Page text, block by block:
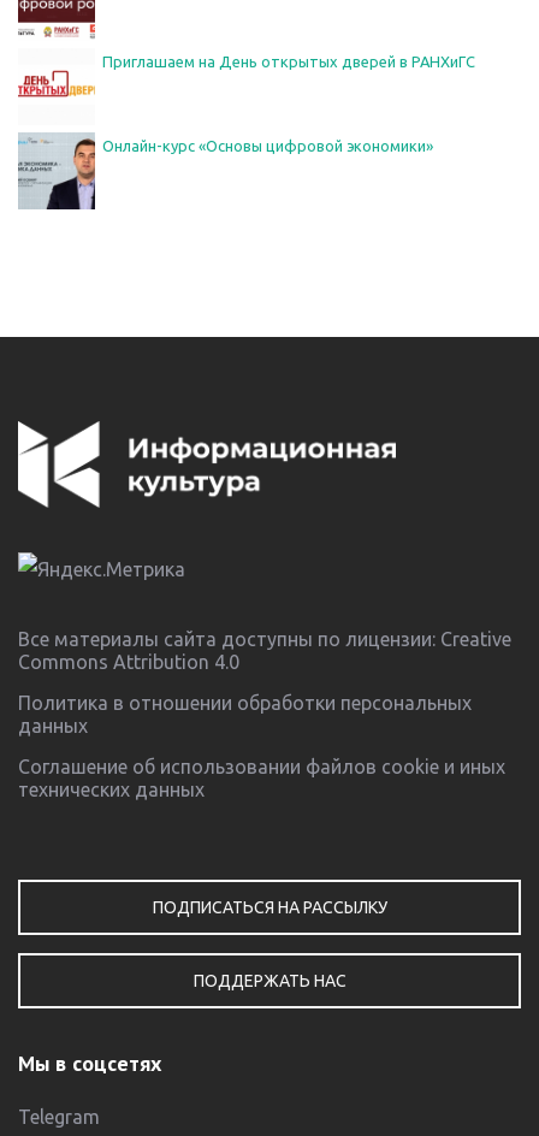
Приглашаем на День открытых дверей в РАНХиГС
Онлайн-курс «Основы цифровой экономики»
Все материалы сайта доступны по лицензии: Creative
Commons Attribution 4.0
Политика в отношении обработки персональных
данных
Соглашение об использовании файлов cookie и иных
технических данных
ПОДПИСАТЬСЯ НА РАССЫЛКУ
ПОДДЕРЖАТЬ НАС
Мы в соцсетях
Telegram